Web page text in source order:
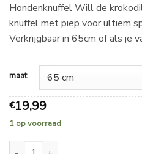
tot
€
Hondenknuffel Will de
knuffel met piep voor ultiem
Verkrijgbaar in 65cm of als je
maat
€19,99
1 op voorraad
Hondenknuffel Will de krokodil